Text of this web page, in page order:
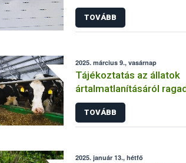
TOVÁBB
2025. március 9., vasárnap
Tájékoztatás az állatok
ártalmatlanításáról
körömfájás betegség
TOVÁBB
2025. január 13., hétfő